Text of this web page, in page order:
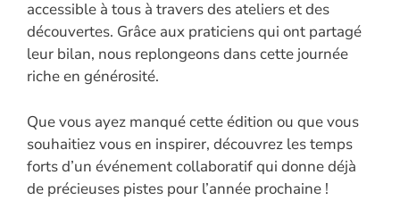
o
o
k
dI
n
g
er
A
p
p
Li
n
k
accessible à tous à travers des ateliers et des
découvertes. Grâce aux praticiens qui ont partagé
leur bilan, nous replongeons dans cette journée
riche en générosité.
Que vous ayez manqué cette édition ou que vous
souhaitiez vous en inspirer, découvrez les temps
forts d’un événement collaboratif qui donne déjà
de précieuses pistes pour l’année prochaine !